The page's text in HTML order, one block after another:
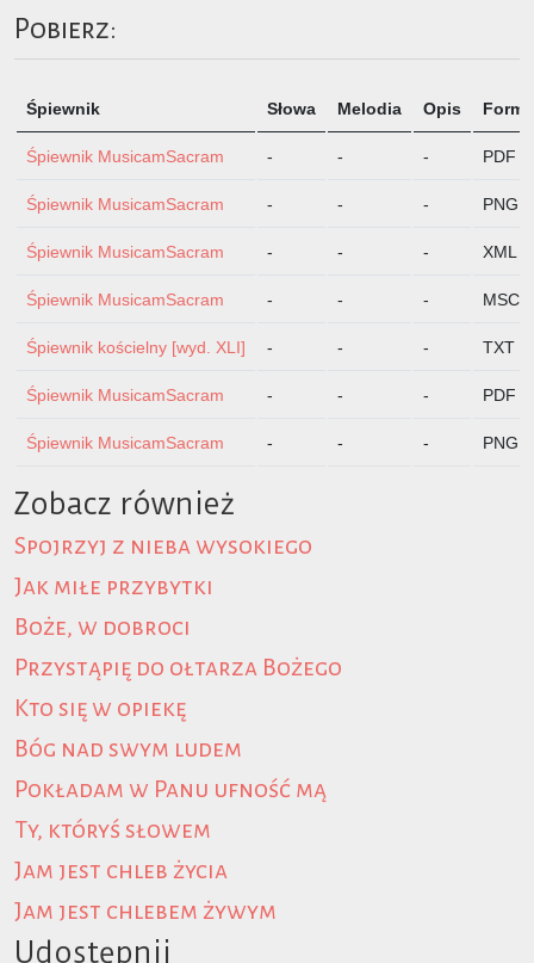
Pobierz:
Śpiewnik Słowa Melodia Opis
Śpiewnik MusicamSacram - - - PDF
Śpiewnik MusicamSacram - - - PNG
Śpiewnik MusicamSacram - - - XML
Śpiewnik MusicamSacram - - - MSCZ
Śpiewnik kościelny [wyd. XLI] - - - TXT
Śpiewnik MusicamSacram - - - PDF
Śpiewnik MusicamSacram - - - PNG
Zobacz również
Spojrzyj z nieba wysokiego
Jak miłe przybytki
Boże, w dobroci
Przystąpię do ołtarza Bożego
Kto się w opiekę
Bóg nad swym ludem
Pokładam w Panu ufność mą
Ty, któryś słowem
Jam jest chleb życia
Jam jest chlebem żywym
Udostępnij